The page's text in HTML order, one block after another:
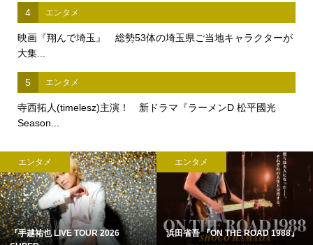
4 エンタメ
映画『翔んで埼玉』 総勢53体の埼玉県ご当地キャラクターが
大集...
5 エンタメ
寺西拓人(timelesz)主演！ 新ドラマ『ラーメンD 松平國光
Season...
エンタメ
アン・ハサウェイ×ユアン・マクレ...
エンタメ
賀喜遥香(乃木坂46)登場！ 本日...